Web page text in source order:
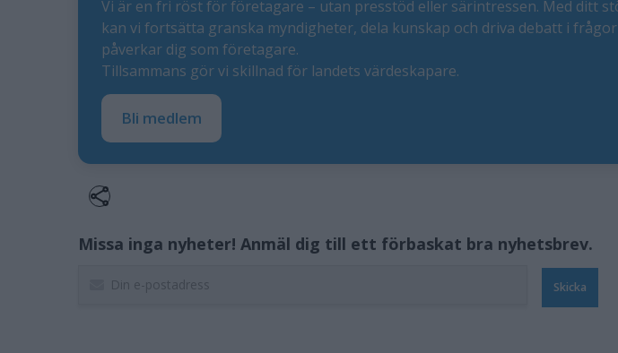
Vi är en fri röst för företagare – utan presstöd eller särintressen. Med ditt
kan vi fortsätta granska myndigheter, dela kunskap och driva debatt i
påverkar dig som företagare.
Tillsammans gör vi skillnad för landets värdeskapare.
Bli medlem
Missa inga nyheter! Anmäl dig till ett förbaskat bra nyhetsbrev.
Skicka